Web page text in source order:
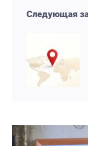
Следующая